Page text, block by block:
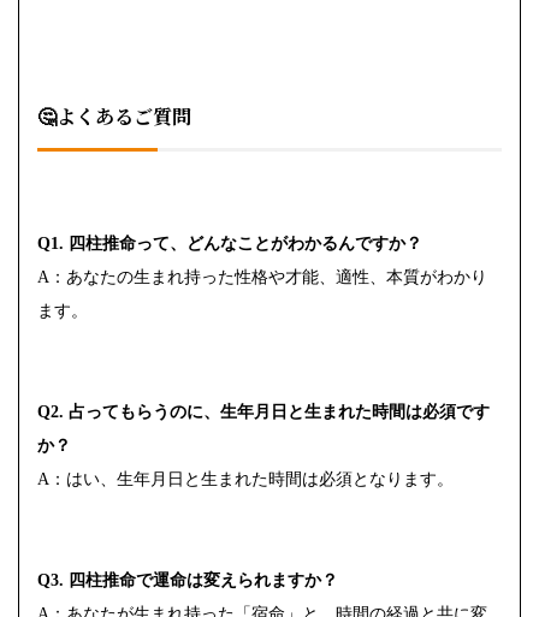
🤔よくあるご質問
Q1. 四柱推命って、どんなことがわかるんですか？
A：あなたの生まれ持った性格や才能、適性、本質がわかり
ます。
Q2. 占ってもらうのに、生年月日と生まれた時間は必須です
か？
A：はい、生年月日と生まれた時間は必須となります。
Q3. 四柱推命で運命は変えられますか？